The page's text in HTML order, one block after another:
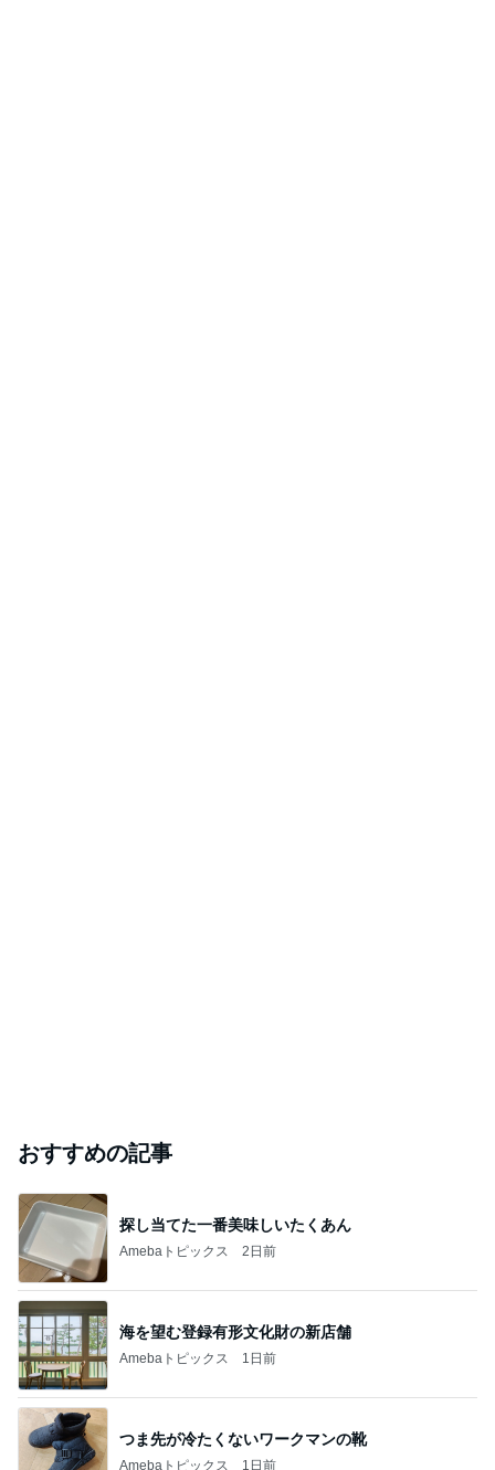
おすすめの記事
探し当てた一番美味しいたくあん
Amebaトピックス 2日前
海を望む登録有形文化財の新店舗
Amebaトピックス 1日前
つま先が冷たくないワークマンの靴
Amebaトピックス 1日前